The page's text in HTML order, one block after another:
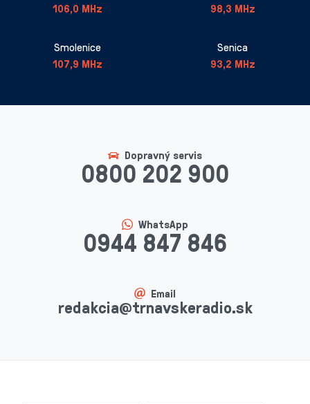
106,0 MHz
98,3 MHz
Smolenice
107,9 MHz
Senica
93,2 MHz
Dopravný servis
0800 202 900
WhatsApp
0944 847 846
Email
redakcia@trnavskeradio.sk